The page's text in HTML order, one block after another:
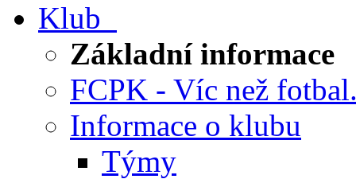
Klub
Základní informace
FCPK - Víc než
Informace o klubu
Týmy